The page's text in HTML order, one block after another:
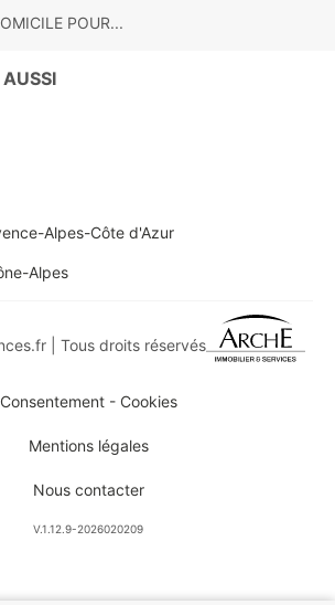
POUR...
Alpes-Côte d'Azur
Alpes
| Tous droits réservés
Consentement - Cookies
Mentions légales
Nous contacter
V.1.12.9-2026020209